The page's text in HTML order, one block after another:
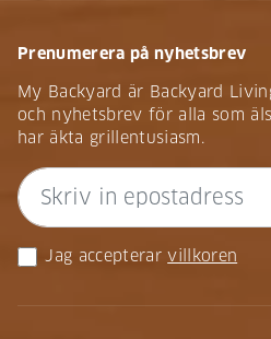
Prenumerera på nyhetsbrev
My Backyard är Backyard
och nyhetsbrev för alla som
har äkta grillentusiasm.
Jag accepterar villkoren